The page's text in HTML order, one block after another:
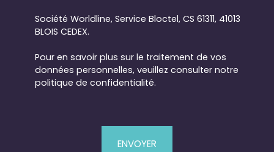
Société Worldline, Service Bloctel, CS 61311, 41013
BLOIS CEDEX.
Pour en savoir plus sur le traitement de vos
données personnelles, veuillez consulter notre
politique de confidentialité.
ENVOYER